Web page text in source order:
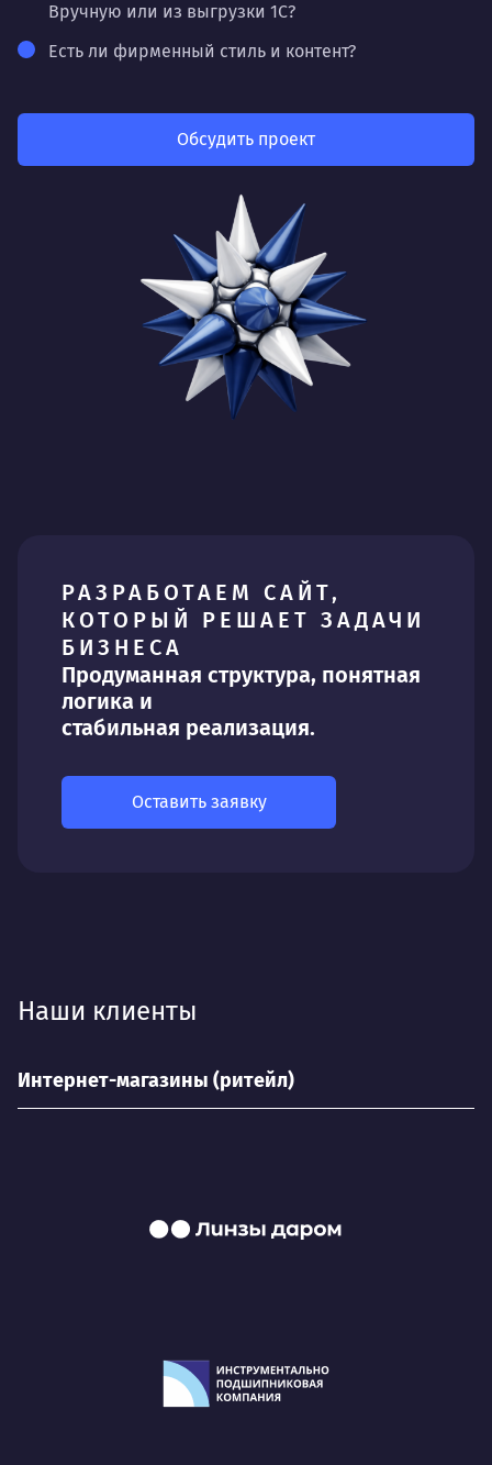
Вручную или из выгрузки 1С?
Есть ли фирменный стиль и контент?
Обсудить проект
РАЗРАБОТАЕМ САЙТ,
КОТОРЫЙ РЕШАЕТ ЗАДАЧИ
БИЗНЕСА
Продуманная структура, понятная
логика и
стабильная реализация.
Оставить заявку
Наши клиенты
Интернет-магазины (ритейл)